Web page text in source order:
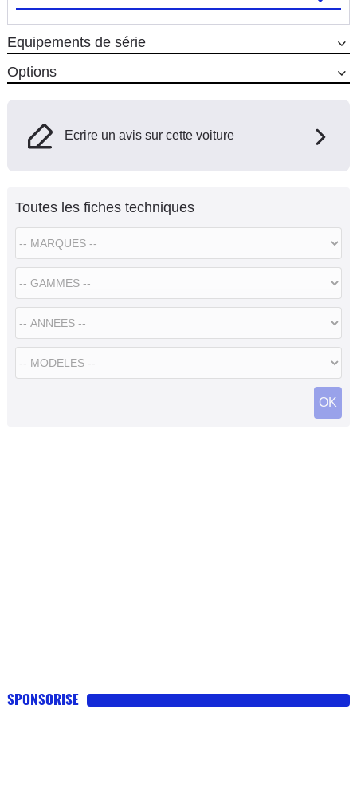
Equipements de série
Options
Ecrire un avis sur cette voiture
Toutes les fiches techniques
SPONSORISE